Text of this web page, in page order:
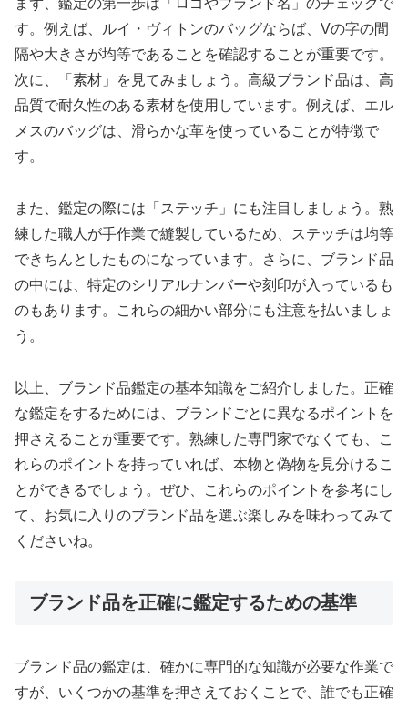
まず、鑑定の第一歩は「ロゴやブランド名」のチェックで
す。例えば、ルイ・ヴィトンのバッグならば、Vの字の間
隔や大きさが均等であることを確認することが重要です。
次に、「素材」を見てみましょう。高級ブランド品は、高
品質で耐久性のある素材を使用しています。例えば、エル
メスのバッグは、滑らかな革を使っていることが特徴で
す。
また、鑑定の際には「ステッチ」にも注目しましょう。熟
練した職人が手作業で縫製しているため、ステッチは均等
できちんとしたものになっています。さらに、ブランド品
の中には、特定のシリアルナンバーや刻印が入っているも
のもあります。これらの細かい部分にも注意を払いましょ
う。
以上、ブランド品鑑定の基本知識をご紹介しました。正確
な鑑定をするためには、ブランドごとに異なるポイントを
押さえることが重要です。熟練した専門家でなくても、こ
れらのポイントを持っていれば、本物と偽物を見分けるこ
とができるでしょう。ぜひ、これらのポイントを参考にし
て、お気に入りのブランド品を選ぶ楽しみを味わってみて
くださいね。
ブランド品を正確に鑑定するための基準
ブランド品の鑑定は、確かに専門的な知識が必要な作業で
すが、いくつかの基準を押さえておくことで、誰でも正確